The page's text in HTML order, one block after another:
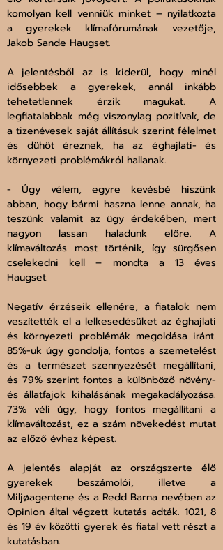
komolyan kell venniük minket – nyilatkozta
a gyerekek klímafórumának vezetője,
Jakob Sande Haugset.
A jelentésből az is kiderül, hogy minél
idősebbek a gyerekek, annál inkább
tehetetlennek érzik magukat. A
legfiatalabbak még viszonylag pozitívak, de
a tizenévesek saját állításuk szerint félelmet
és dühöt éreznek, ha az éghajlati- és
környezeti problémákról hallanak.
- Úgy vélem, egyre kevésbé hiszünk
abban, hogy bármi haszna lenne annak, ha
teszünk valamit az ügy érdekében, mert
nagyon lassan haladunk előre. A
klímaváltozás most történik, így sürgősen
cselekedni kell – mondta a 13 éves
Haugset.
Negatív érzéseik ellenére, a fiatalok nem
veszítették el a lelkesedésüket az éghajlati
és környezeti problémák megoldása iránt.
85%-uk úgy gondolja, fontos a szemetelést
és a természet szennyezését megállítani,
és 79% szerint fontos a különböző növény-
és állatfajok kihalásának megakadályozása.
73% véli úgy, hogy fontos megállítani a
klímaváltozást, ez a szám növekedést mutat
az előző évhez képest.
A jelentés alapját az országszerte élő
gyerekek beszámolói, illetve a
Miljøagentene és a Redd Barna nevében az
Opinion által végzett kutatás adták. 1021, 8
és 19 év közötti gyerek és fiatal vett részt a
kutatásban.